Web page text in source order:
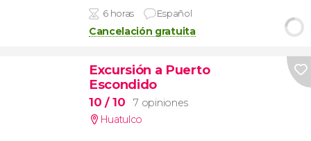
6 horas Español
Cancelación gratuita
Excursión a Puerto
Escondido
10 / 10
7 opiniones
Huatulco